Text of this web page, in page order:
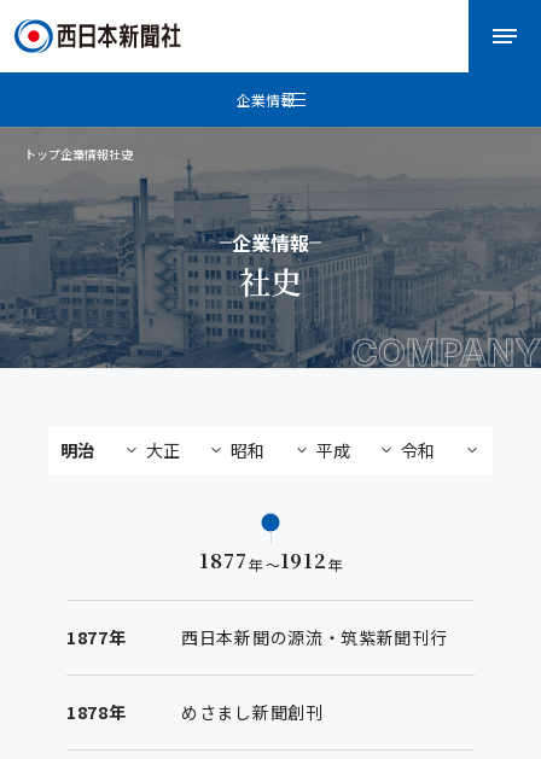
トップ企業情報社史
企業情報
社史
COMPANY
企業情報
明治 大正 昭和 平成 令和
1877年 〜1912年
1877年 西日本新聞の源流・筑紫新聞刊行
1878年 めさまし新聞創刊